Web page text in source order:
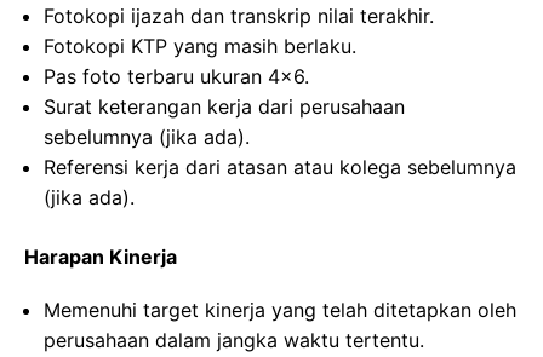
Fotokopi ijazah dan transkrip nilai terakhir.
Fotokopi KTP yang masih berlaku.
Pas foto terbaru ukuran 4×6.
Surat keterangan kerja dari perusahaan
sebelumnya (jika ada).
Referensi kerja dari atasan atau kolega sebelumnya
(jika ada).
Harapan Kinerja
Memenuhi target kinerja yang telah ditetapkan oleh
perusahaan dalam jangka waktu tertentu.